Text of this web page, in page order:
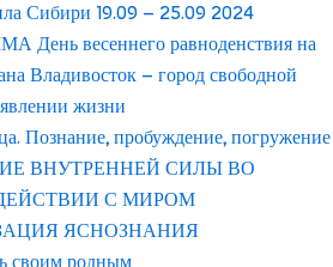
Сибири 19.09 – 25.09 2024
День весеннего равноденствия на
Владивосток – город свободной
жизни
Познание, пробуждение, погружение
ВНУТРЕННЕЙ СИЛЫ ВО
С МИРОМ
ЯСНОЗНАНИЯ
своим родным